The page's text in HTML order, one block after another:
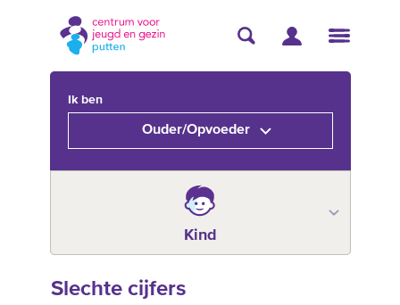
Ik ben
Ouder/Opvoeder
Kind
Slechte cijfers